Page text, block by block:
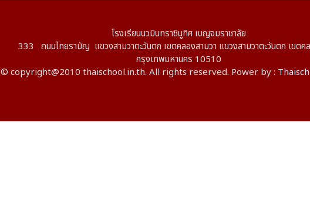
โรงเรียนนวมินทราชินูทิศ เบญจมราชาลัย
333 ถนนไทยรามัญ แขวงสามวาตะวันตก เขตคลองสามวา แขวงสามวาตะวันตก เขตค
กรุงเทพมหานคร 10510
© copyright@2010 thaischool.in.th. All rights reserved. Power by :